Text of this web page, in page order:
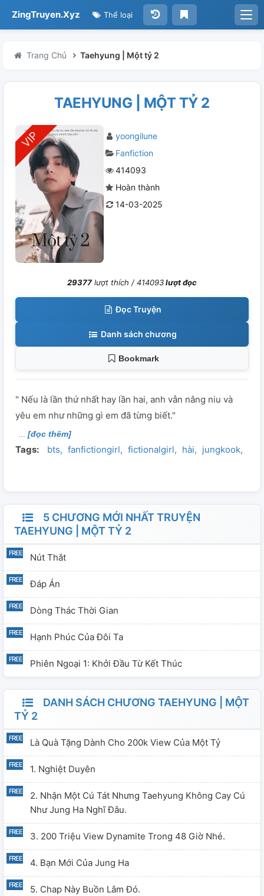
ZingTruyen.Xyz Thể loại
Trang Chủ Taehyung | Một tỷ 2
TAEHYUNG | MỘT TỶ 2
yoongilune
Fanfiction
414093
Hoàn thành
14-03-2025
29377 lượt thích /414093lượt đọc
Đọc Truyện
Danh sách chương
Bookmark
" Nếu là lần thứ nhất hay lần hai, anh vẫn nâng niu và
yêu em như những gì em đã từng biết."
[đọc thêm]
Tags: bts fanfictiongirl fictionalgirl hài jungkook
5 CHƯƠNG MỚI NHẤT TRUYỆN
TAEHYUNG | MỘT TỶ 2
Nút Thắt
Đáp Án
Dòng Thác Thời Gian
Hạnh Phúc Của Đôi Ta
Phiên Ngoại 1: Khởi Đầu Từ Kết Thúc
DANH SÁCH CHƯƠNG TAEHYUNG | MỘT
TỶ 2
Là Quà Tặng Dành Cho 200k View Của Một Tỷ
1. Nghiệt Duyên
2. Nhận Một Cú Tát Nhưng Taehyung Không Cay Cú
Như Jung Ha Nghĩ Đâu.
3. 200 Triệu View Dynamite Trong 48 Giờ Nhé.
4. Bạn Mới Của Jung Ha
5. Chap Này Buồn Lắm Đó.